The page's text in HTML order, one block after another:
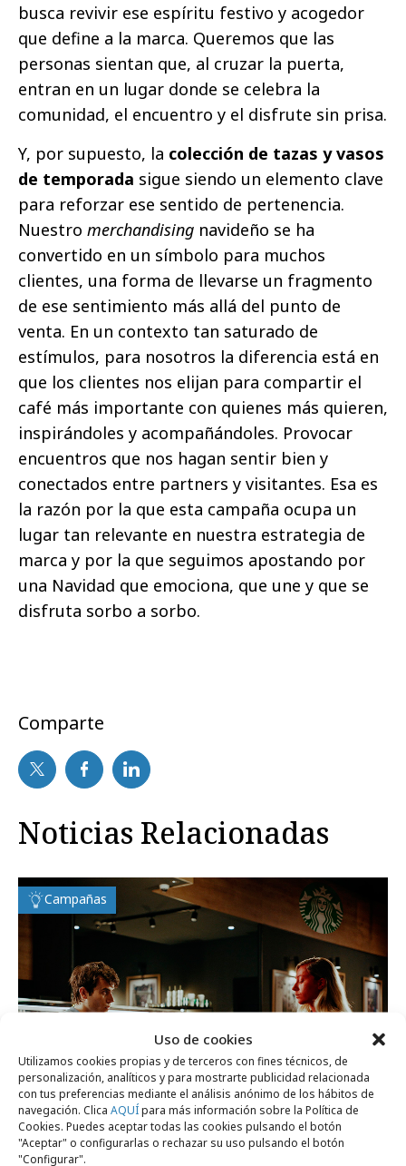
Uso de cookies
Utilizamos cookies propias y de terceros con fines técnicos, de
personalización, analíticos y para mostrarte publicidad relacionada
con tus preferencias mediante el análisis anónimo de los hábitos de
navegación. Clica AQUÍpara más información sobre la Política de
Cookies. Puedes aceptar todas las cookies pulsando el botón
"Aceptar" o configurarlas o rechazar su uso pulsando el botón
"Configurar".
busca revivir ese espíritu festivo y acogedor
que define a la marca. Queremos que las
personas sientan que, al cruzar la puerta,
entran en un lugar donde se celebra la
comunidad, el encuentro y el disfrute sin prisa.
Y, por supuesto, la colección de tazas y vasos
de temporada sigue siendo un elemento clave
para reforzar ese sentido de pertenencia.
Nuestro merchandising navideño se ha
convertido en un símbolo para muchos
clientes, una forma de llevarse un fragmento
de ese sentimiento más allá del punto de
venta. En un contexto tan saturado de
estímulos, para nosotros la diferencia está en
que los clientes nos elijan para compartir el
café más importante con quienes más quieren,
inspirándoles y acompañándoles. Provocar
encuentros que nos hagan sentir bien y
conectados entre partners y visitantes. Esa es
la razón por la que esta campaña ocupa un
lugar tan relevante en nuestra estrategia de
marca y por la que seguimos apostando por
una Navidad que emociona, que une y que se
disfruta sorbo a sorbo.
Comparte
Noticias Relacionadas
Campañas
martes, 23 de junio 2026